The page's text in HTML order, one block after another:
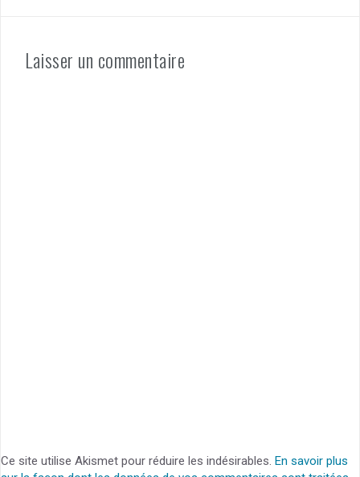
Laisser un commentaire
Ce site utilise Akismet pour réduire les indésirables. En savoir plus